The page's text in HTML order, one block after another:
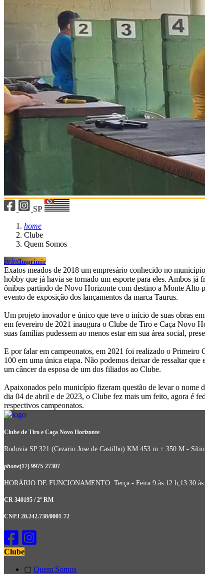
SP
home
Clube
Quem Somos
printImprimir
Exatos meados de 2018 um empresário conhecido no
hobby que já havia se tornado um esporte para eles. Ambos já
ônibus partindo de Novo Horizonte com destino a Monte Alto
evento de exposição dos lançamentos da marca Taurus.
Um projeto inovador e único que teve o início de suas obras
em fevereiro de 2021 inaugura o Clube de Tiro e Caça Novo
suas famílias pudessem ao menos estar em sua área social,
E por falar em campeonatos, em 2021 foi realizado o Primeiro
100 em uma única etapa. Não podemos deixar de ressaltar
um câncer da esposa de um dos filiados ao Clube.
Apaixonados pelo município fizeram questão de levar o nome
dia 04 de abril e de 2023, o Clube fez mais um feito, agora é
respectivos campeonatos.
Clube de Tiro e Caça Novo Horizonte
Rodovia SP 321 (Cezario Jose de Castilho) KM 453 m + 350 M -
phone(17) 9975-27307
HORÁRIO DE FUNCIONAMENTO: Terça - Feira 9 às 12 h,13:30
CR 340195 / 2ª RM
CNPJ 20.242.738/0001-72
Clube
▢ Quem Somos